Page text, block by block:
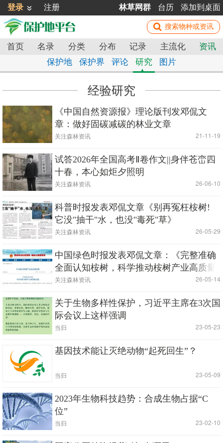
登录 注册 林草网群 台历 添加到桌面
首页 名录 分类 分布 记录 主流化
资讯
保护地
保护界 评论 研究 图片
经验研究
《中国自然资源报》理论版刊发邓侃文
章：做好固碳减碳的林业文章
关注森林资讯 | 21-11-19
试答2026年全国高考Ⅱ卷作文||身伴苍峦四
十春，本心如炬夕照明
关注森林资讯 | 26-06-10
科普时报发表邓侃文章《别再冤枉桉树!
它没"抽干"水，也没"毒死"草》
关注森林资讯 | 26-05-29
中国绿色时报发表邓侃文章：《完整准确
全面认知桉树，科学推动桉树产业高质量
发展》
关注森林资讯 | 26-05-14
关于生物多样性保护，习近平主席在3次国
际会议上这样强调
当归 | 23-05-23
基因技术能让灭绝动物“起死回生”？
当归 | 23-05-09
2023年生物科技趋势：合成生物占据“C
位”
当归 | 23-02-10